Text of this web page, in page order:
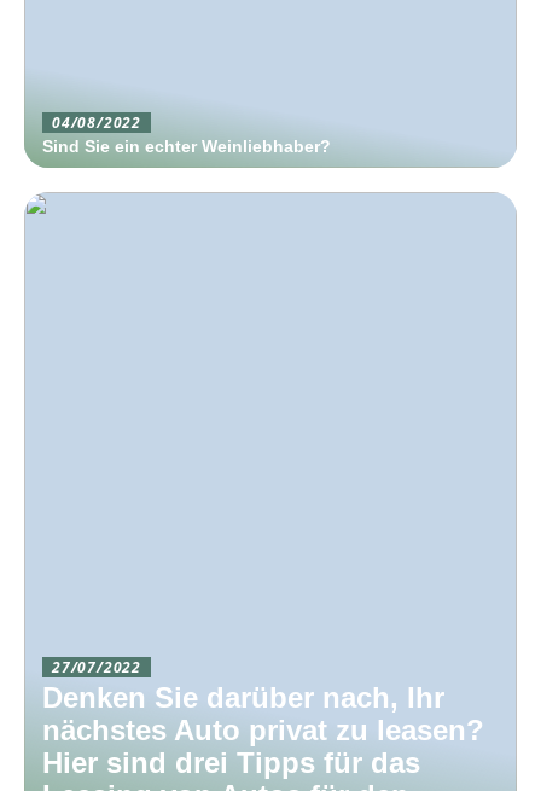
04/08/2022
Sind Sie ein echter Weinliebhaber?
27/07/2022
Denken Sie darüber nach, Ihr
nächstes Auto privat zu leasen?
Hier sind drei Tipps für das